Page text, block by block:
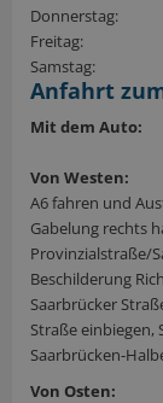
Donnerstag:
Freitag:
Samstag:
Anfahrt
Mit dem Auto:
Von Westen:
A6 fahren und
Gabelung rechts
Provinzialstraße/
Beschilderung
Saarbrücker
Straße
Saarbrücken-
Von Osten: